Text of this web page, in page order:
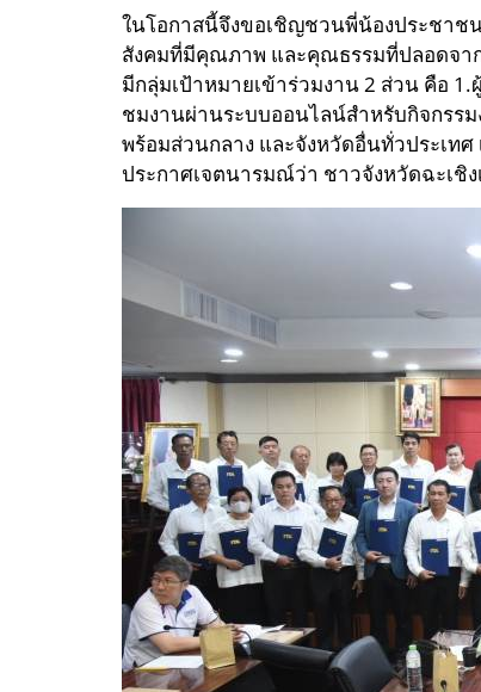
ในโอกาสนี้จึงขอเชิญชวนพี่น้องประชาช
สังคมที่มีคุณภาพ และคุณธรรมที่ปลอดจา
มีกลุ่มเป้าหมายเข้าร่วมงาน 2 ส่วน คือ
ชมงานผ่านระบบออนไลน์สำหรับกิจกรร
พร้อมส่วนกลาง และจังหวัดอื่นทั่วประเท
ประกาศเจตนารมณ์ว่า ชาวจังหวัดฉะเชิ